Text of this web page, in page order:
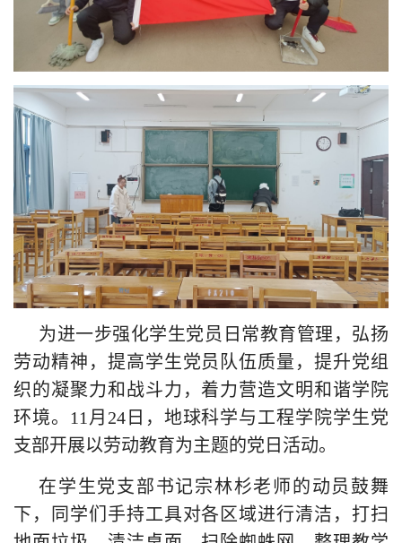
为进一步强化学生党员日常教育管理，弘扬
劳动精神，提高学生党员队伍质量，提升党组
织的凝聚力和战斗力，着力营造文明和谐学院
环境。11月24日，地球科学与工程学院学生党
支部开展以劳动教育为主题的党日活动。
在学生党支部书记宗林杉老师的动员鼓舞
下，同学们手持工具对各区域进行清洁，打扫